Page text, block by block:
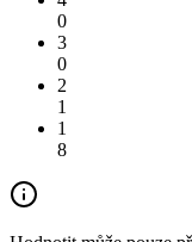
0
3
0
2
1
1
8